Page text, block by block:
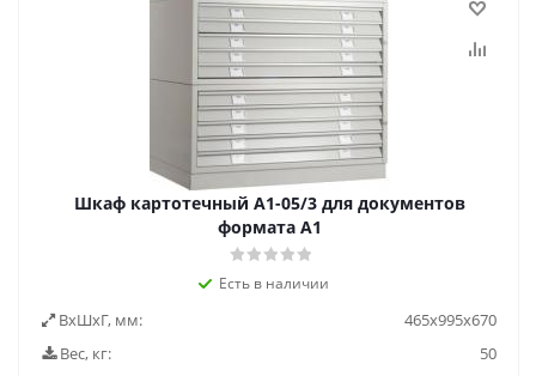
Шкаф картотечный А1-05/3 для документов
формата А1
Есть в наличии
ВxШxГ, мм:
465х995х670
Вес, кг:
50